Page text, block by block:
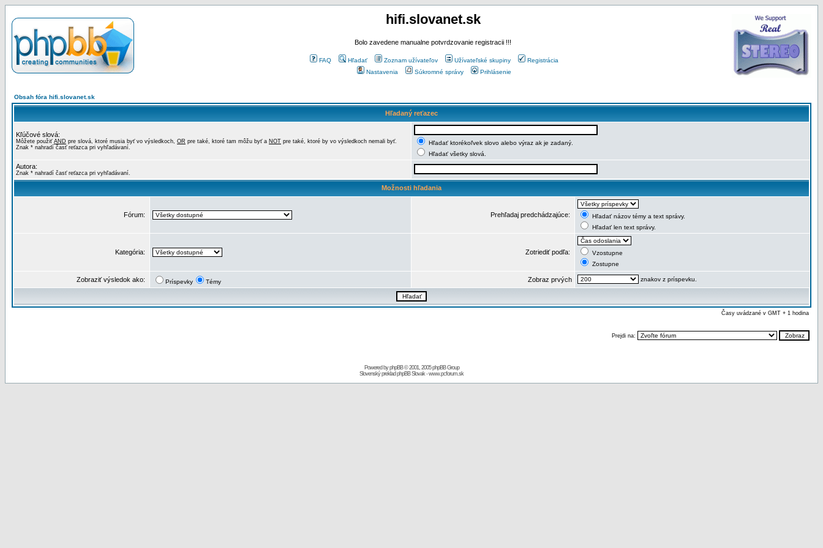
hifi.slovanet.sk
Bolo zavedene manualne potvrdzovanie registracii !!!
FAQ Hľadať Zoznam užívateľov Užívateľské skupiny
Registrácia
Nastavenia
Súkromné správy Prihlásenie
Obsah fóra hifi.slovanet.sk
Hľadaný reťazec
Kľúčové slová:
Môžete použiť AND pre slová, ktoré musia byť vo výsledkoch, OR pre také, ktoré tam môžu byť a NOT pre také, ktoré by vo výsledkoch nemali byť.
Znak * nahradí časť reťazca pri vyhľadávaní.
Hľadať ktorékoľvek slovo alebo výraz ak je zadaný.
Hľadať všetky slová.
Autora:
Znak * nahradí časť reťazca pri vyhľadávaní.
Možnosti hľadania
Fórum: Prehľadaj predchádzajúce:
Hľadať názov témy a text správy.
Hľadať len text správy.
Kategória: Zotriediť podľa:
Vzostupne
Zostupne
Zobraziť výsledok ako: Príspevky Témy Zobraz prvých znakov z príspevku.
Časy uvádzané v GMT + 1 hodina
Prejdi na:
Powered byphpBB© 2001, 2005 phpBB Group
Slovenský preklad phpBB Slovak-www.pcforum.sk